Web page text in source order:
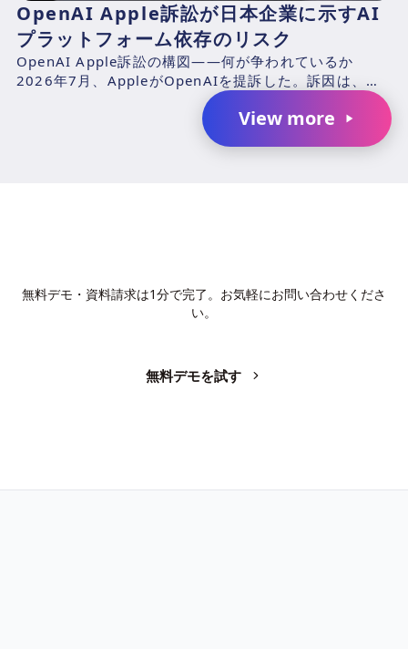
OpenAI Apple訴訟が日本企業に示すAI
プラットフォーム依存のリスク
OpenAI Apple訴訟の構図——何が争われているか
2026年7月、AppleがOpenAIを提訴した。訴因は、元
Appleエンジニアのチャン・リウ（Ch...
View more
無料デモ・資料請求は1分で完了。お気軽にお問い合わせくださ
い。
無料デモを試す